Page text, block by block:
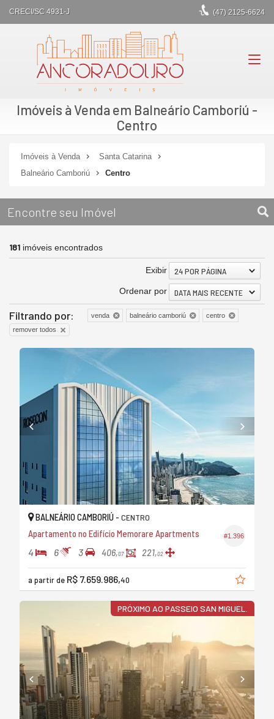
CRECI/SC 4931-J (47) 2125-6624
Imóveis à Venda em Balneário Camboriú -
Centro
Imóveis à Venda
Santa Catarina
Balneário Camboriú
Centro
Encontre seu Imóvel
181 imóveis encontrados
Exibir 24 POR PÁGINA
Ordenar por DATA MAIS RECENTE
Filtrando por: venda balneário camboriú
centro
remover todos
#1.396
BALNEÁRIO CAMBORIÚ - CENTRO
Apartamento no Edifício Memorare Apartments
4 6 3 406,07 221,02
a partir de R$ 7.659.986,40
PRÓXIMO AO PASSEIO SAN MIGUEL.